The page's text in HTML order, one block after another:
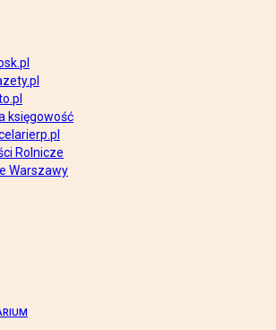
księgowość
Rolnicze
Warszawy